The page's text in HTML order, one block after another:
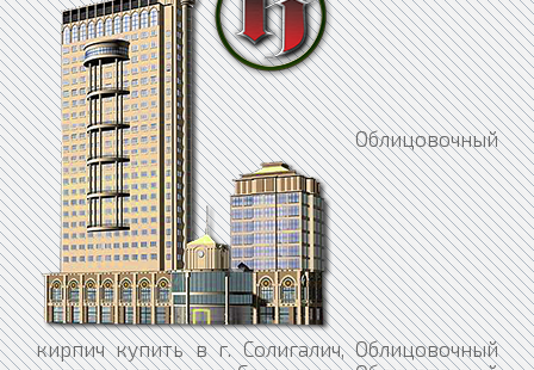
Облицовочный кирпич купить в г. Солигалич, Облицовочный кирпич купить в г. Соликамск, Облицовочный кирпич купить в г. Солнечногорск, Облицовочный кирпич купить в г. Соль-Илецк, Облицовочный кирпич купить в г. Сольвычегодск, Облицовочный кирпич купить в г. Сольцы, Облицовочный кирпич купить в г. Сорочинск, Облицовочный кирпич купить в г. Сорск, Облицовочный кирпич купить в г. Сортавала, Облицовочный кирпич купить в г. Сосенский, Облицовочный кирпич купить в г. Сосновка, Облицовочный кирпич купить в г. Сосновоборск, Облицовочный кирпич купить в г. Сосновый Бор, Облицовочный кирпич купить в г. Сосногорск, Облицовочный кирпич купить в г. Сочи, Облицовочный кирпич купить в г. Спас-Деменск, Облицовочный кирпич купить в г. Абаза, Облицовочный кирпич купить в г. Абакан, Облицовочный кирпич купить в г. Абдулино, Облицовочный кирпич купить в г. Абинск, Облицовочный кирпич купить в г. Агидель, Облицовочный кирпич купить в г. Агрыз, Облицовочный кирпич купить в г. Адыгейск, Облицовочный кирпич купить в г. Азнакаево, Облицовочный кирпич купить в г. Азов, Облицовочный кирпич купить в г. Ак-Довурак, Облицовочный кирпич купить в г. Аксай, Облицовочный кирпич купить в г. Алагир, Облицовочный кирпич купить в г. Алапаевск, Облицовочный кирпич купить в г. Алатырь, Облицовочный кирпич купить в г. Алдан, Облицовочный кирпич купить в г. Алейск, Облицовочный кирпич купить в г. Александров, Облицовочный кирпич купить в г. Александровск, Облицовочный кирпич купить в г. Александровск-Сахалинский, Облицовочный кирпич купить в г. Алексеевка, Облицовочный кирпич купить в г. Алексин, Облицовочный кирпич купить в г. Алзамай, Облицовочный кирпич купить в г. Алупка, Облицовочный кирпич купить в г. Алушта, Облицовочный кирпич купить в г. Альметьевск, Облицовочный кирпич купить в г. Амурск, Облицовочный кирпич купить в г. Анадырь, Облицовочный кирпич купить в г. Анапа, Облицовочный кирпич купить в г. Ангарск, Облицовочный кирпич купить в г. Андреаполь, Облицовочный кирпич купить в г. Анжеро-Судженск, Облицовочный кирпич купить в г. Анива, Облицовочный кирпич купить в г. Апатиты, Облицовочный кирпич купить в г. Апрелевка, Облицовочный кирпич купить в г. Апшеронск, Облицовочный кирпич купить в г. Арамиль, Облицовочный кирпич купить в г. Аргун, Облицовочный кирпич купить в г. Ардатов, Облицовочный кирпич купить в г. Ардон, Облицовочный кирпич купить в г. Арзамас, Облицовочный кирпич купить в г. Аркадак, Облицовочный кирпич купить в г. Армавир, Облицовочный кирпич купить в г. Армянск, Облицовочный кирпич купить в г. Арсеньев, Облицовочный кирпич купить в г. Арск, Облицовочный кирпич купить в г. Артём, Облицовочный кирпич купить в г. Артёмовск, Облицовочный кирпич купить в г. Артёмовский, Облицовочный кирпич купить в г. Архангельск, Облицовочный кирпич купить в г. Асбест, Облицовочный кирпич купить в г. Асино, Облицовочный кирпич купить в г. Астрахань, Облицовочный кирпич купить в г. Аткарск, Облицовочный кирпич купить в г. Ахтубинск, Облицовочный кирпич купить в г. Ачинск, Облицовочный кирпич купить в г. Аша, Облицовочный кирпич купить в г. Бабаево, Облицовочный кирпич купить в г. Бабушкин, Облицовочный кирпич купить в г. Бавлы, Облицовочный кирпич купить в г. Багратионовск, Облицовочный кирпич купить в г. Байкальск, Облицовочный кирпич купить в г. Баймак, Облицовочный кирпич купить в г. Бакал, Облицовочный кирпич купить в г. Баксан, Облицовочный кирпич купить в г. Балабаново, Облицовочный кирпич купить в г. Балаково, Облицовочный кирпич купить в г. Балахна, Облицовочный кирпич купить в г. Балашиха, Облицовочный кирпич купить в г. Балашов, Облицовочный кирпич купить в г. Балей, Облицовочный кирпич купить в г. Балтийск, Облицовочный кирпич купить в г. Барабинск, Облицовочный кирпич купить в г. Барнаул, Облицовочный кирпич купить в г. Барыш, Облицовочный кирпич купить в г. Батайск, Облицовочный кирпич купить в г. Бахчисарай, Облицовочный кирпич купить в г. Бежецк, Облицовочный кирпич купить в г. Белая Калитва, Облицовочный кирпич купить в г. Белая Холуница, Облицовочный кирпич купить в г. Белгород, Облицовочный кирпич купить в г. Белебей, Облицовочный кирпич купить в г. Белёв, Облицовочный кирпич купить в г. Белинский, Облицовочный кирпич купить в г. Белово, Облицовочный кирпич купить в г. Белогорск, Облицовочный кирпич купить в г. Белогорск, Облицовочный кирпич купить в г. Белозерск, Облицовочный кирпич купить в г. Белокуриха, Облицовочный кирпич купить в г. Беломорск, Облицовочный кирпич купить в г. Белорецк, Облицовочный кирпич купить в г. Белореченск, Облицовочный кирпич купить в г. Белоусово, Облицовочный кирпич купить в г. Белоярский, Облицовочный кирпич купить в г. Белый, Облицовочный кирпич купить в г. Бердск, Облицовочный кирпич купить в г. Березники, Облицовочный кирпич купить в г. Берёзовский, Облицовочный кирпич купить в г. Берёзовский, Облицовочный кирпич купить в г. Беслан, Облицовочный кирпич купить в г. Бийск, Облицовочный кирпич купить в г. Бикин, Облицовочный кирпич купить в г. Билибино, Облицовочный кирпич купить в г. Биробиджан, Облицовочный кирпич купить в г. Бирск, Облицовочный кирпич купить в г. Бирюсинск, Облицовочный кирпич купить в г. Бирюч, Облицовочный кирпич купить в г. Благовещенск, Облицовочный кирпич купить в г. Благодарный, Облицовочный кирпич купить в г. Бобров, Облицовочный кирпич купить в г. Богданович, Облицовочный кирпич купить в г. Богородицк, Облицовочный кирпич купить в г. Богородск, Облицовочный кирпич купить в г. Боготол, Облицовочный кирпич купить в г. Богучар, Облицовочный кирпич купить в г. Бодайбо, Облицовочный кирпич купить в г. Бокситогорск, Облицовочный кирпич купить в г. Болгар, Облицовочный кирпич купить в г. Бологое, Облицовочный кирпич купить в г. Болотное, Облицовочный кирпич купить в г. Болохово, Облицовочный кирпич купить в г. Болхов, Облицовочный кирпич купить в г. Большой Камень, Облицовочный кирпич купить в г. Бор, Облицовочный кирпич купить в г. Борзя, Облицовочный кирпич купить в г. Борисоглебск, Облицовочный кирпич купить в г. Боровичи, Облицовочный кирпич купить в г. Боровск, Облицовочный кирпич купить в г. Бородино, Облицовочный кирпич купить в г. Братск, Облицовочный кирпич купить в г. Бронницы, Облицовочный кирпич купить в г. Брянск, Облицовочный кирпич купить в г. Бугульма, Облицовочный кирпич купить в г. Бугуруслан, Облицовочный кирпич купить в г. Будённовск, Облицовочный кирпич купить в г. Бузулук, Облицовочный кирпич купить в г. Буинск, Облицовочный кирпич купить в г. Буй, Облицовочный кирпич купить в г. Буйнакск, Облицовочный кирпич купить в г. Бутурлиновка, Облицовочный кирпич купить в г. Валдай, Облицовочный кирпич купить в г. Валуйки, Облицовочный кирпич купить в г. Велиж, Облицовочный кирпич купить в г. Великие Луки, Облицовочный кирпич купить в г. Великий Новгород, Облицовочный кирпич купить в г. Великий Устюг, Облицовочный кирпич купить в г. Вельск, Облицовочный кирпич купить в г. Венёв, Облицовочный кирпич купить в г. Верещагино, Облицовочный кирпич купить в г. Верея, Облицовочный кирпич купить в г. Верхнеуральск, Облицовочный кирпич купить в г. Верхний Тагил, Облицовочный кирпич купить в г. Верхний Уфалей, Облицовочный кирпич купить в г. Верхняя Пышма, Облицовочный кирпич купить в г. Верхняя Салда, Облицовочный кирпич купить в г. Верхняя Тура, Облицовочный кирпич купить в г. Верхотурье, Облицовочный кирпич купить в г. Верхоянск, Облицовочный кирпич купить в г. Весьегонск, Облицовочный кирпич купить в г. Ветлуга, Облицовочный кирпич купить в г. Видное, Облицовочный кирпич купить в г. Вилюйск, Облицовочный кирпич купить в г. Вилючинск, Облицовочный кирпич купить в г. Вихоревка, Облицовочный кирпич купить в г. Вичуга, Облицовочный кирпич купить в г. Владивосток, Облицовочный кирпич купить в г. Владикавказ, Облицовочный кирпич купить в г. Владимир, Облицовочный кирпич купить в г. Волгоград, Облицовочный кирпич купить в г. Волгодонск, Облицовочный кирпич купить в г. Волгореченск, Облицовочный кирпич купить в г. Волжск, Облицовочный кирпич купить в г. Волжский, Облицовочный кирпич купить в г. Вологда, Облицовочный кирпич купить в г. Володарск, Облицовочный кирпич купить в г. Волоколамск, Облицовочный кирпич купить в г. Волосово, Облицовочный кирпич купить в г. Волхов, Облицовочный кирпич купить в г. Волчанск, Облицовочный кирпич купить в г. Вольск, Облицовочный кирпич купить в г. Воркута, Облицовочный кирпич купить в г. Воронеж, Облицовочный кирпич купить в г. Ворсма, Облицовочный кирпич купить в г. Воскресенск, Облицовочный кирпич купить в г. Воткинск, Облицовочный кирпич купить в г. Всеволожск, Облицовочный кирпич купить в г. Вуктыл, Облицовочный кирпич купить в г. Выборг, Облицовочный кирпич купить в г. Выкса, Облицовочный кирпич купить в г. Высоковск, Облицовочный кирпич купить в г. Высоцк, Облицовочный кирпич купить в г. Вытегра, Облицовочный кирпич купить в г. Вышний Волочёк, Облицовочный кирпич купить в г. Вяземский, Облицовочный кирпич купить в г. Вязники, Облицовочный кирпич купить в г. Вязьма, Облицовочный кирпич купить в г. Вятские Поляны, Облицовочный кирпич купить в г. Гаврилов Посад, Облицовочный кирпич купить в г. Гаврилов-Ям, Облицовочный кирпич купить в г. Гагарин, Облицовочный кирпич купить в г. Гаджиево, Облицовочный кирпич купить в г. Гай, Облицовочный кирпич купить в г. Галич, Облицовочный кирпич купить в г. Гатчина, Облицовочный кирпич купить в г. Гвардейск, Облицовочный кирпич купить в г. Гдов, Облицовочный кирпич купить в г. Геленджик, Облицовочный кирпич купить в г. Георгиевск, Облицовочный кирпич купить в г. Глазов, Облицовочный кирпич купить в г. Голицыно, Облицовочный кирпич купить в г. Горбатов, Облицовочный кирпич купить в г. Горно-Алтайск, Облицовочный кирпич купить в г. Горнозаводск, Облицовочный кирпич купить в г. Горняк, Облицовочный кирпич купить в г. Городец, Облицовочный кирпич купить в г. Городище, Облицовочный кирпич купить в г. Городовиковск, Облицовочный кирпич купить в г. Гороховец, Облицовочный кирпич купить в г. Горячий Ключ, Облицовочный кирпич купить в г. Грайворон, Облицовочный кирпич купить в г. Гремячинск, Облицовочный кирпич